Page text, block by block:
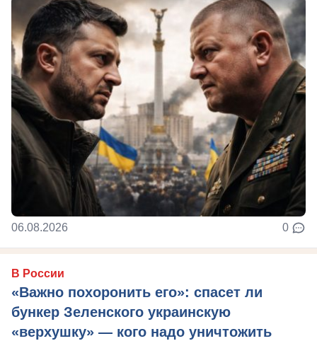
06.08.2026 0
В России
«Важно похоронить его»: спасет ли
бункер Зеленского украинскую
«верхушку» — кого надо уничтожить